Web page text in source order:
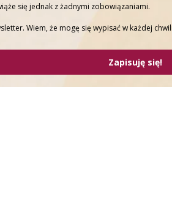
się jednak z żadnymi zobowiązaniami.
Wiem, że mogę się wypisać w każdej
Zapisuję się!